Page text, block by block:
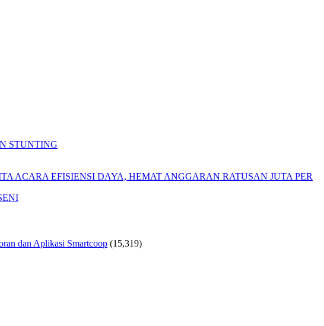
STUNTING
ACARA EFISIENSI DAYA, HEMAT ANGGARAN RATUSAN JUTA PER
dan Aplikasi Smartcoop (15,319)